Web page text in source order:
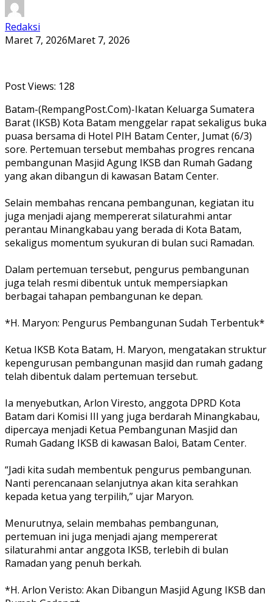
Redaksi
Maret 7, 2026Maret 7, 2026
Post Views: 128
Batam-(RempangPost.Com)-Ikatan Keluarga Sumatera
Barat (IKSB) Kota Batam menggelar rapat sekaligus buka
puasa bersama di Hotel PIH Batam Center, Jumat (6/3)
sore. Pertemuan tersebut membahas progres rencana
pembangunan Masjid Agung IKSB dan Rumah Gadang
yang akan dibangun di kawasan Batam Center.
‎Selain membahas rencana pembangunan, kegiatan itu
juga menjadi ajang mempererat silaturahmi antar
perantau Minangkabau yang berada di Kota Batam,
sekaligus momentum syukuran di bulan suci Ramadan.
‎Dalam pertemuan tersebut, pengurus pembangunan
juga telah resmi dibentuk untuk mempersiapkan
berbagai tahapan pembangunan ke depan.
‎*H. Maryon: Pengurus Pembangunan Sudah Terbentuk*
‎Ketua IKSB Kota Batam, H. Maryon, mengatakan struktur
kepengurusan pembangunan masjid dan rumah gadang
telah dibentuk dalam pertemuan tersebut.
‎Ia menyebutkan, Arlon Viresto, anggota DPRD Kota
Batam dari Komisi III yang juga berdarah Minangkabau,
dipercaya menjadi Ketua Pembangunan Masjid dan
Rumah Gadang IKSB di kawasan Baloi, Batam Center.
‎“Jadi kita sudah membentuk pengurus pembangunan.
Nanti perencanaan selanjutnya akan kita serahkan
kepada ketua yang terpilih,” ujar Maryon.
‎Menurutnya, selain membahas pembangunan,
pertemuan ini juga menjadi ajang mempererat
silaturahmi antar anggota IKSB, terlebih di bulan
Ramadan yang penuh berkah.
*‎H. Arlon Veristo: Akan Dibangun Masjid Agung IKSB dan